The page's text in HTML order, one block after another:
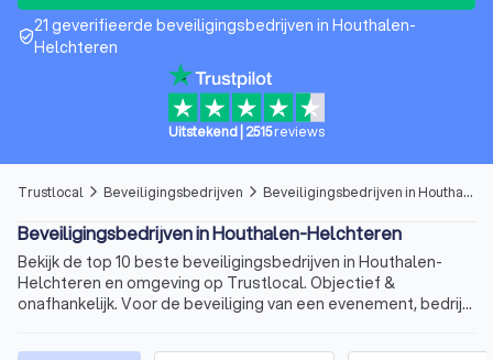
verified_user
21 geverifieerde beveiligingsbedrijven in Houthalen-
Helchteren
Uitstekend 2515reviews
Trustlocal arrow_forward_ios Beveiligingsbedrijven arrow_forward_ios Beveiligingsbedrijven in Houthalen-Helchteren
Beveiligingsbedrijven in Houthalen-Helchteren
Bekijk de top 10 beste beveiligingsbedrijven in Houthalen-
Helchteren en omgeving op Trustlocal. Objectief &
onafhankelijk. Voor de beveiliging van een evenement, bedrijf